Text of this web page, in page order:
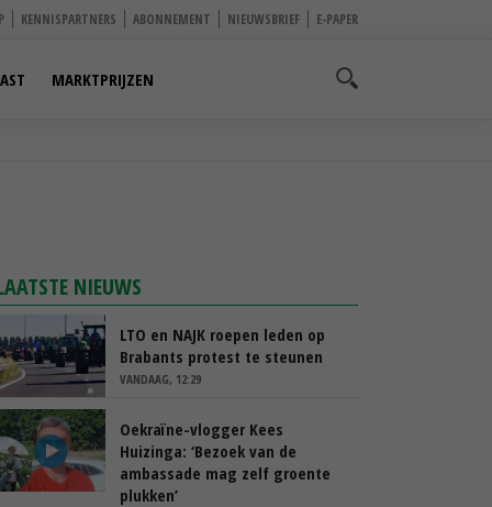
KENNISPARTNERS ABONNEMENT NIEUWSBRIEF E-PAPER
MARKTPRIJZEN
NIEUWS
LTO en NAJK roepen leden op
Brabants protest te steunen
VANDAAG, 12:29
Oekraïne-vlogger Kees
Huizinga: ‘Bezoek van de
ambassade mag zelf groente
plukken’